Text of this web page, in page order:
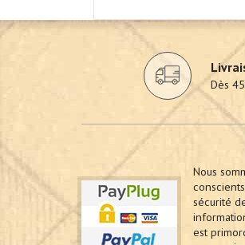
Dès
Nous
sécurité
est